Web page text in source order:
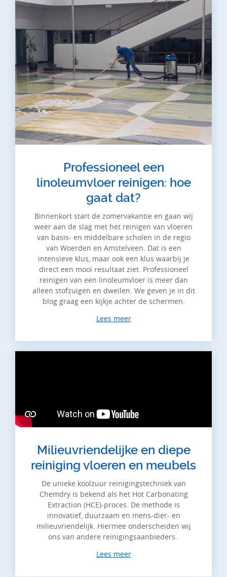
Professioneel een
linoleumvloer reinigen: hoe
gaat dat?
Binnenkort start de zomervakantie en gaan wij
weer aan de slag met het reinigen van vloeren
van basis- en middelbare scholen in de regio
van Woerden en Amstelveen. Dat is een
intensieve klus, maar ook een klus waarbij je
direct een mooi resultaat ziet. Professioneel
reinigen van een linoleumvloer is meer dan
alleen stofzuigen en dweilen. We geven je in dit
blog graag een kijkje achter de schermen.
Lees meer
Milieuvriendelijke en diepe
reiniging vloeren en meubels
De unieke koolzuur reinigingstechniek van
Chemdry is bekend als het Hot Carbonating
Extraction (HCE)-proces. De methode is
innovatief, duurzaam en mens-dier- en
milieuvriendelijk. Hiermee onderscheiden wij
ons van andere reinigingsaanbieders.
Lees meer